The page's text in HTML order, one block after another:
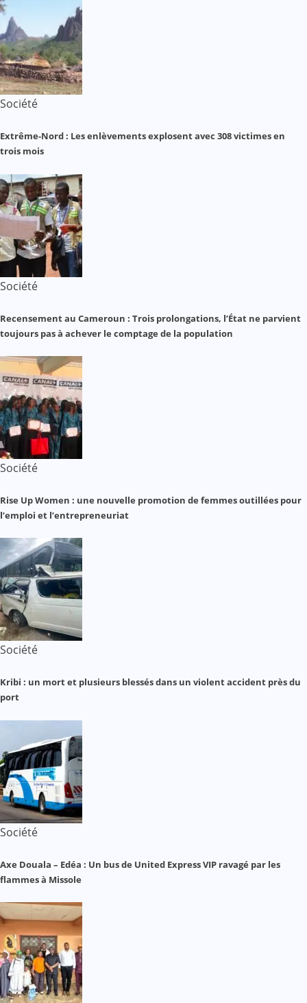
Société
Extrême-Nord : Les enlèvements explosent avec 308 victimes en
trois mois
Société
Recensement au Cameroun : Trois prolongations, l’État ne parvient
toujours pas à achever le comptage de la population
Société
Rise Up Women : une nouvelle promotion de femmes outillées pour
l’emploi et l’entrepreneuriat
Société
Kribi : un mort et plusieurs blessés dans un violent accident près du
port
Société
Axe Douala – Edéa : Un bus de United Express VIP ravagé par les
flammes à Missole